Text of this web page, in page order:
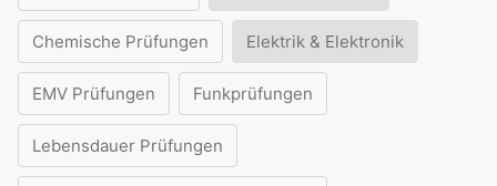
Chemische Prüfungen Elektrik & Elektronik
EMV Prüfungen Funkprüfungen
Lebensdauer Prüfungen